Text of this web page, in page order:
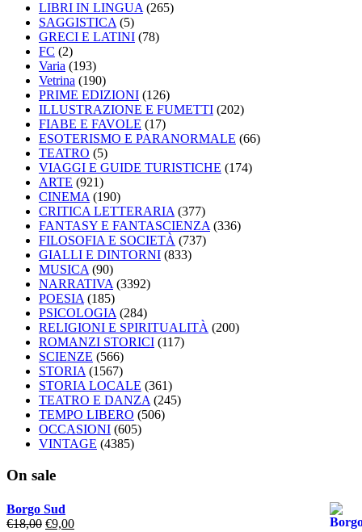
LIBRI IN LINGUA (265)
SAGGISTICA (5)
GRECI E LATINI (78)
FC (2)
Varia (193)
Vetrina (190)
PRIME EDIZIONI (126)
ILLUSTRAZIONE E FUMETTI (202)
FIABE E FAVOLE (17)
ESOTERISMO E PARANORMALE (66)
TEATRO (5)
VIAGGI E GUIDE TURISTICHE (174)
ARTE (921)
CINEMA (190)
CRITICA LETTERARIA (377)
FANTASY E FANTASCIENZA (336)
FILOSOFIA E SOCIETÀ (737)
GIALLI E DINTORNI (833)
MUSICA (90)
NARRATIVA (3392)
POESIA (185)
PSICOLOGIA (284)
RELIGIONI E SPIRITUALITÀ (200)
ROMANZI STORICI (117)
SCIENZE (566)
STORIA (1567)
STORIA LOCALE (361)
TEATRO E DANZA (245)
TEMPO LIBERO (506)
OCCASIONI (605)
VINTAGE (4385)
On sale
Borgo Sud
€18,00 Il
€9,00Il